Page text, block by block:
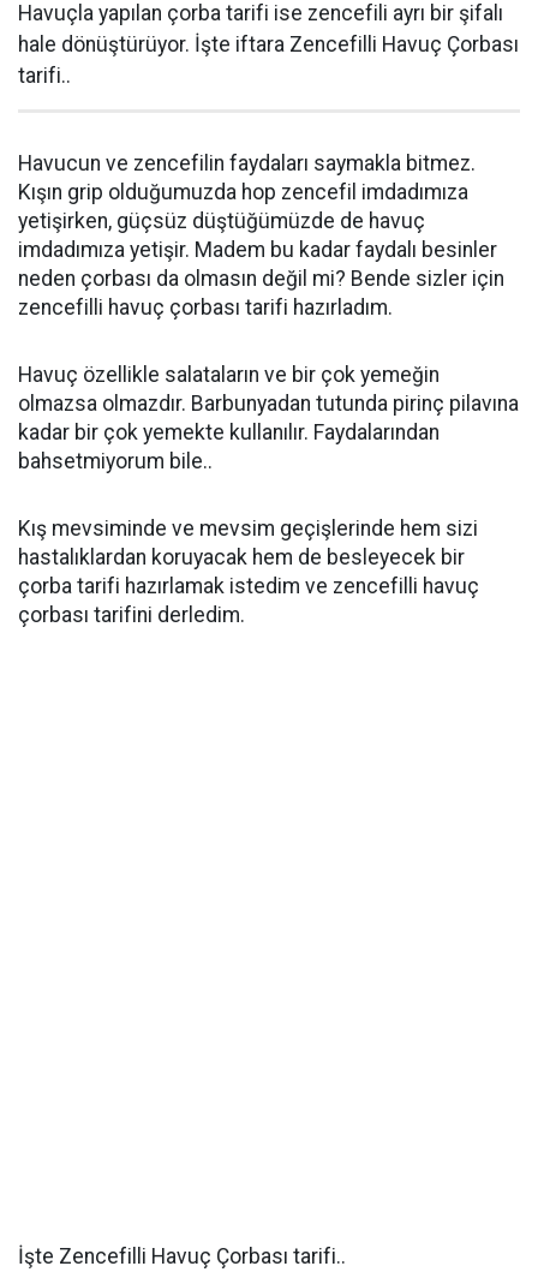
Havuçla yapılan çorba tarifi ise zencefili ayrı bir şifalı
hale dönüştürüyor. İşte iftara Zencefilli Havuç Çorbası
tarifi..
Havucun ve zencefilin faydaları saymakla bitmez.
Kışın grip olduğumuzda hop zencefil imdadımıza
yetişirken, güçsüz düştüğümüzde de havuç
imdadımıza yetişir. Madem bu kadar faydalı besinler
neden çorbası da olmasın değil mi? Bende sizler için
zencefilli havuç çorbası tarifi hazırladım.
Havuç özellikle salataların ve bir çok yemeğin
olmazsa olmazdır. Barbunyadan tutunda pirinç pilavına
kadar bir çok yemekte kullanılır. Faydalarından
bahsetmiyorum bile..
Kış mevsiminde ve mevsim geçişlerinde hem sizi
hastalıklardan koruyacak hem de besleyecek bir
çorba tarifi hazırlamak istedim ve zencefilli havuç
çorbası tarifini derledim.
İşte Zencefilli Havuç Çorbası tarifi..